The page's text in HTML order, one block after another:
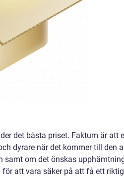
det bästa priset. Faktum är att
dyrare när det kommer till den
samt om det önskas
att vara säker på att få ett